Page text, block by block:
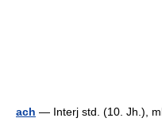
ach — Interj std. (10. Jh.),